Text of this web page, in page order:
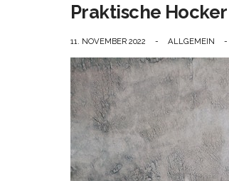
Praktische
11. NOVEMBER 2022 - ALLGEMEIN -